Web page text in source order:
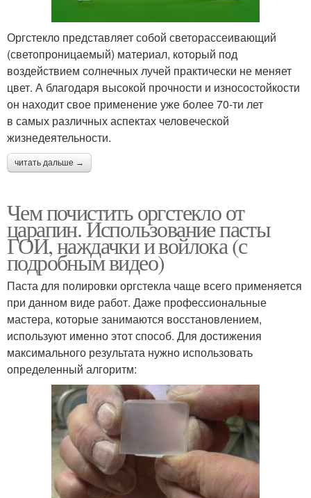
Оргстекло представляет собой светорассеивающий
(светопроницаемый) материал, который под
воздействием солнечных лучей практически не меняет
цвет. А благодаря высокой прочности и износостойкости
он находит свое применение уже более 70-ти лет
в самых различных аспектах человеческой
жизнедеятельности.
читать дальше →
Чем почистить оргстекло от
царапин. Использование пасты
ГОИ, наждачки и войлока (с
подробным видео)
Паста для полировки оргстекла чаще всего применяется
при данном виде работ. Даже профессиональные
мастера, которые занимаются восстановлением,
используют именно этот способ. Для достижения
максимального результата нужно использовать
определенный алгоритм: